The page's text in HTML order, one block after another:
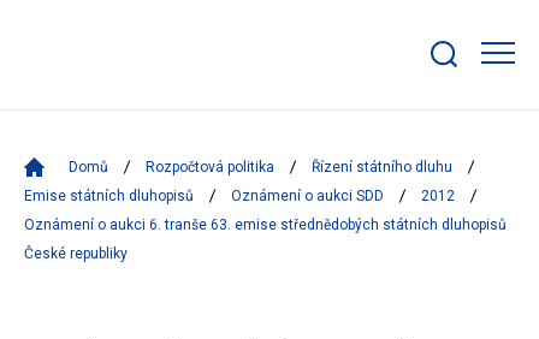
bar
Domů Rozpočtová politika
Řízení státního dluhu
Emise státních dluhopisů
Oznámení o aukci SDD
2012
Oznámení o aukci 6. tranše 63. emise střednědobých státních dluhopisů
České republiky